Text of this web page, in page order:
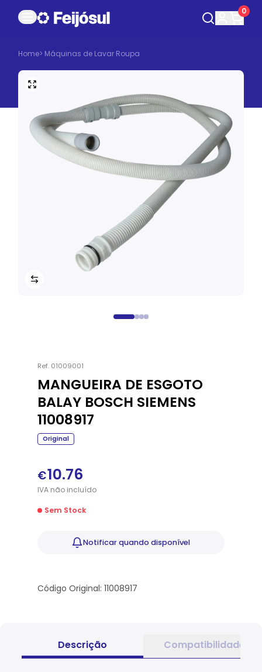
0
Home> Máquinas de Lavar Roupa
Ref. 01009001
MANGUEIRA DE ESGOTO
BALAY BOSCH SIEMENS
11008917
Original
€10.76
IVAnãoincluído
Sem Stock
Notificarquando disponível
Código Original: 11008917
Descrição Compatibilidade